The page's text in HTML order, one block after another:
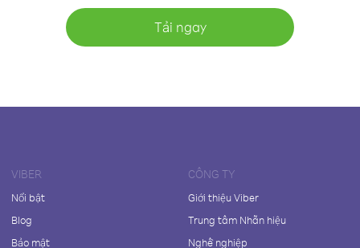
Tải ngay
VIBER
Nổi bật
Blog
Bảo mật
CÔNG TY
Giới thiệu Viber
Trung tâm Nhãn hiệu
Nghề nghiệp